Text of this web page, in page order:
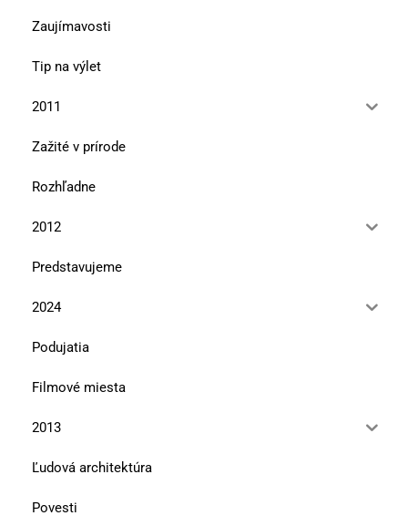
Zaujímavosti
Tip na výlet
2011
Zažité v prírode
Rozhľadne
2012
Predstavujeme
2024
Podujatia
Filmové miesta
2013
Ľudová architektúra
Povesti